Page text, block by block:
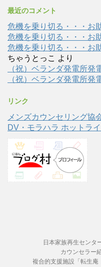
最近のコメント
危機を乗り切る・・・お
危機を乗り切る・・・お
危機を乗り切る・・・お
ちゃうとっこ より
（祝）ベランダ発電所発
（祝）ベランダ発電所発
リンク
メンズカウンセリング協
DV・モラハラ ホットラ
日本家族再生センタ
カウンセラー
複合的支援施設「転生庵